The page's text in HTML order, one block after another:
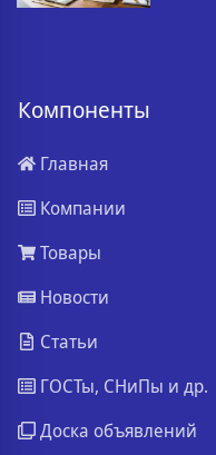
Компоненты
Главная
Компании
Товары
Новости
Статьи
ГОСТы, СНиПы и др.
Доска объявлений